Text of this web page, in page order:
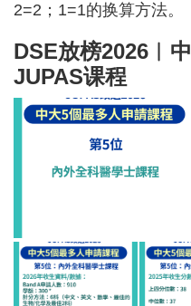
2=2；1=1的换算方法。
DSE放榜2026︱
JUPAS课程